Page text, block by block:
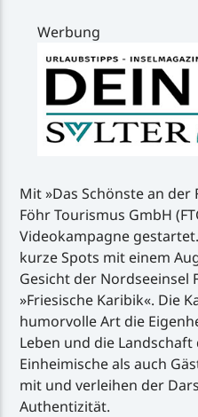
Werbung
Mit »Das Schönste an
Föhr Tourismus GmbH
Videokampagne
kurze Spots mit einem
Gesicht der Nordseeinsel
»Friesische Karibik«. Die
humorvolle Art die
Leben und die
Einheimische als auch
mit und verleihen der
Authentizität.